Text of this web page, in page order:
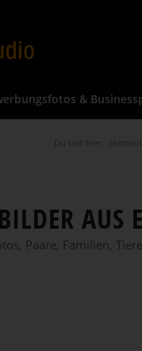
&
Du bist hier: Startseite
AUS
Paare, Familien,